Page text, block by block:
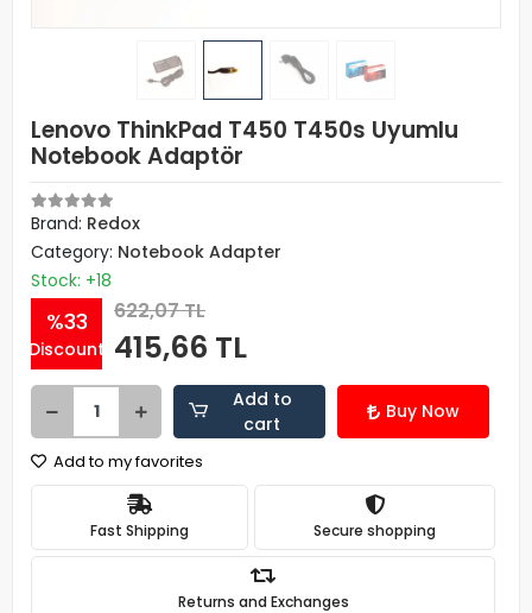
Lenovo ThinkPad T450 T450s Uyumlu
Notebook Adaptör
Brand: Redox
Category: Notebook Adapter
Stock: +18
%33
Discount
622,07 TL
415,66 TL
Add to
cart
Buy Now
Add to my favorites
Fast Shipping Secure shopping
Returns and Exchanges